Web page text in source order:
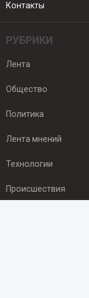
Контакты
РУБРИКИ
Лента
Общество
Политика
Лента мнений
Технологии
Происшествия